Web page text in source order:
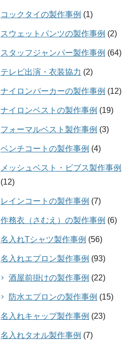
コックタイの製作事例 (1)
スウェットパンツの製作事例 (2)
スタッフジャンパー製作事例 (64)
テレビ出演・衣装協力 (2)
ナイロンパーカーの製作事例 (12)
ナイロンベストの製作事例 (19)
フォーマルベスト製作事例 (3)
ベンチコートの製作事例 (4)
メッシュベスト・ビブス製作事例
(12)
レインコートの製作事例 (7)
作務衣（さむえ）の製作事例 (6)
名入れTシャツ製作事例 (56)
名入れエプロン製作事例 (93)
酒屋前掛けの製作事例 (22)
防水エプロンの製作事例 (15)
名入れキャップ製作事例 (23)
名入れタオル製作事例 (7)